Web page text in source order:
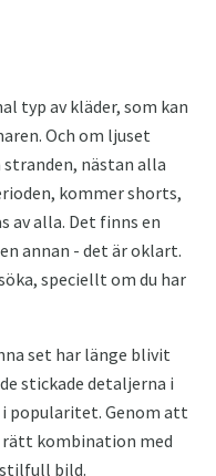
typ av kläder, som kan
Och om ljuset
nästan alla
kommer shorts,
av alla. Det finns en
annan - det är oklart.
speciellt om du har
set har länge blivit
stickade detaljerna i
popularitet. Genom att
rätt kombination med
stilfull bild.